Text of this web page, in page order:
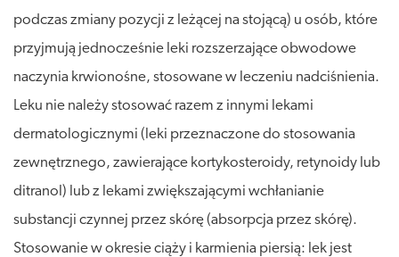
podczas zmiany pozycji z leżącej na stojącą) u osób, które
przyjmują jednocześnie leki rozszerzające obwodowe
naczynia krwionośne, stosowane w leczeniu nadciśnienia.
Leku nie należy stosować razem z innymi lekami
dermatologicznymi (leki przeznaczone do stosowania
zewnętrznego, zawierające kortykosteroidy, retynoidy lub
ditranol) lub z lekami zwiększającymi wchłanianie
substancji czynnej przez skórę (absorpcja przez skórę).
Stosowanie w okresie ciąży i karmienia piersią: lek jest